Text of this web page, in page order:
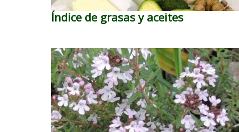
Índice de grasas y aceites